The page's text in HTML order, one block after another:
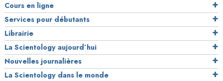
Cours en ligne
Services pour débutants
Librairie
La Scientology aujourd’hui
Nouvelles journalières
La Scientology dans le monde